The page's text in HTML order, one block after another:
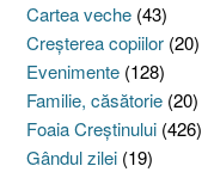
Cartea veche (43)
Creşterea copiilor (20)
Evenimente (128)
Familie, căsătorie (20)
Foaia Creştinului (426)
Gândul zilei (19)